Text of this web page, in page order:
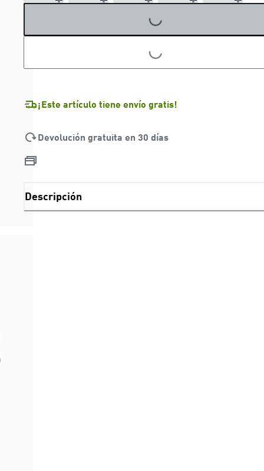
LOADING...
LOADING...
¡Este artículo tiene envío gratis!
Devolución gratuita en 30 días
Descripción